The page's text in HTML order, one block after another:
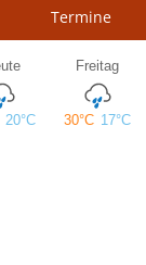
Termine